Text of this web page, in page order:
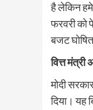
है लेकिन
फरवरी को
बजट
वित्त
मोदी
दिया। यह